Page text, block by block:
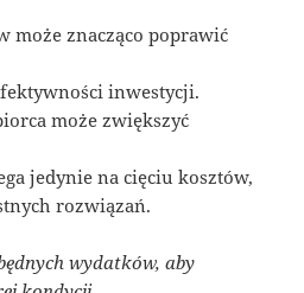
może znacząco poprawić
inwestycji.
może zwiększyć
jedynie na cięciu kosztów,
rozwiązań.
wydatków, aby